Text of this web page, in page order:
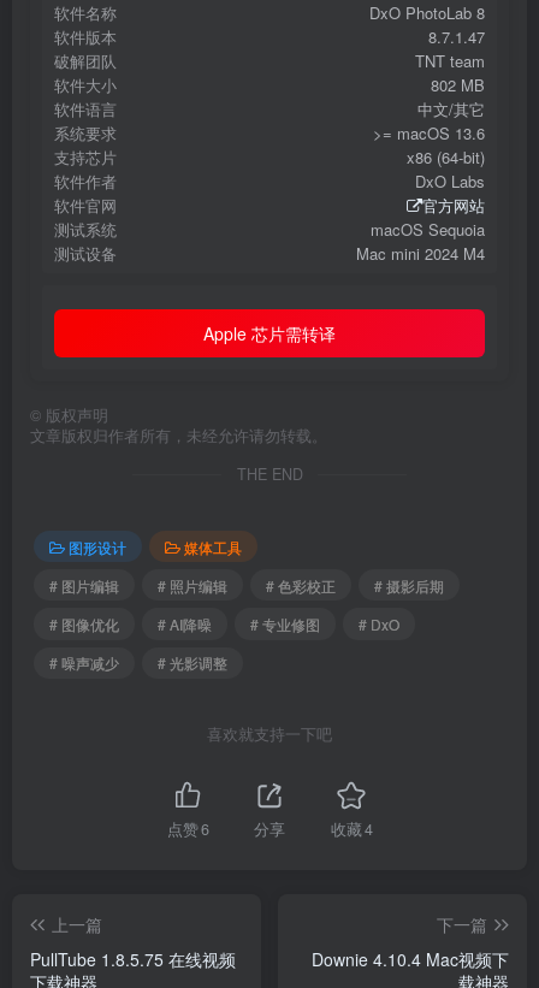
软件名称
DxO PhotoLab 8
软件版本
8.7.1.47
破解团队
TNT team
软件大小
802 MB
软件语言
中文/其它
系统要求
>= macOS 13.6
支持芯片
x86 (64-bit)
软件作者
DxO Labs
软件官网
官方网站
测试系统
macOS Sequoia
测试设备
Mac mini 2024 M4
Apple 芯片需转译
© 版权声明
文章版权归作者所有，未经允许请勿转载。
THE END
图形设计
媒体工具
# 图片编辑
# 照片编辑 # 色彩校正
# 摄影后期
# 图像优化
# AI降噪 # 专业修图
# DxO
# 噪声减少
# 光影调整
喜欢就支持一下吧
点赞6 分享 收藏4
上一篇
PullTube 1.8.5.75 在线视频
下载神器
下一篇
Downie 4.10.4 Mac视频下
载神器